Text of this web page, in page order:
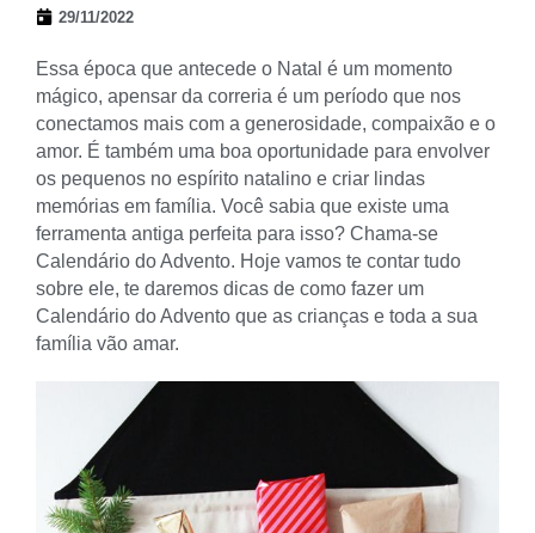
29/11/2022
Essa época que antecede o Natal é um momento
mágico, apensar da correria é um período que nos
conectamos mais com a generosidade, compaixão e o
amor. É também uma boa oportunidade para envolver
os pequenos no espírito natalino e criar lindas
memórias em família. Você sabia que existe uma
ferramenta antiga perfeita para isso? Chama-se
Calendário do Advento. Hoje vamos te contar tudo
sobre ele, te daremos dicas de como fazer um
Calendário do Advento que as crianças e toda a sua
família vão amar.